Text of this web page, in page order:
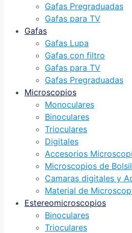
Gafas Pregraduadas
Gafas para TV
Gafas
Gafas Lupa
Gafas con filtro
Gafas para TV
Gafas Pregraduadas
Microscopios
Monoculares
Binoculares
Trioculares
Digitales
Accesorios
Microscopios de
Camaras digitales y
Material de
Estereomicroscopios
Binoculares
Trioculares